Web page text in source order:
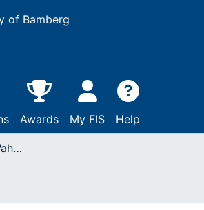
of Bamberg
Awards My FIS Help
Die Katholizität der Wahrheit